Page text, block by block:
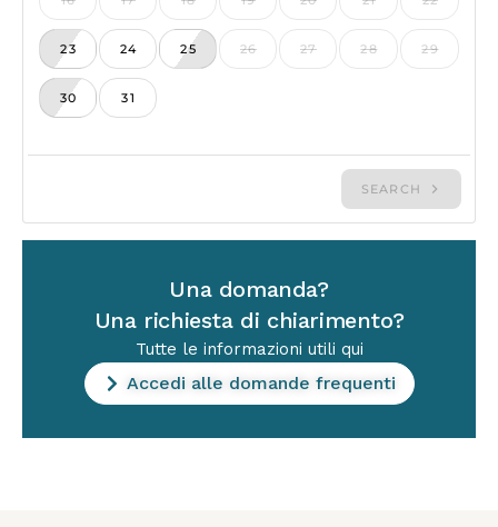
Una domanda?
Una richiesta di chiarimento?
Tutte le informazioni utili qui
Accedi alle domande frequenti